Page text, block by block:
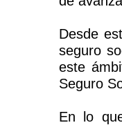
Desde
seguro
este
Seguro
En lo